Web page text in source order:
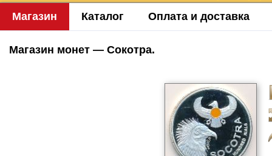
Магазин Каталог Оплата и доставка
Магазин монет — Сокотра.